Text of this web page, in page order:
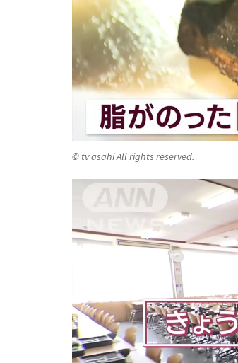
© tv asahi All rights reserved.